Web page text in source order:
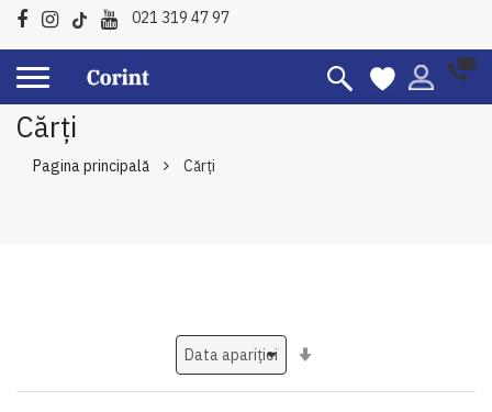
021 319 47 97
Cărți
Pagina principală Cărți